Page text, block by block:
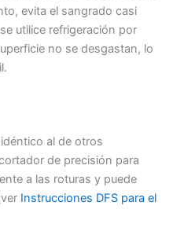
evita el sangrado casi
utilice refrigeración por
no se desgastan, lo
al de otros
de precisión para
a las roturas y puede
Instrucciones DFS para el